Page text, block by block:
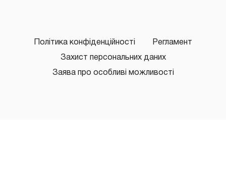
Політика конфіденційності Регламент
Захист персональних даних
Заява про особливі можливості